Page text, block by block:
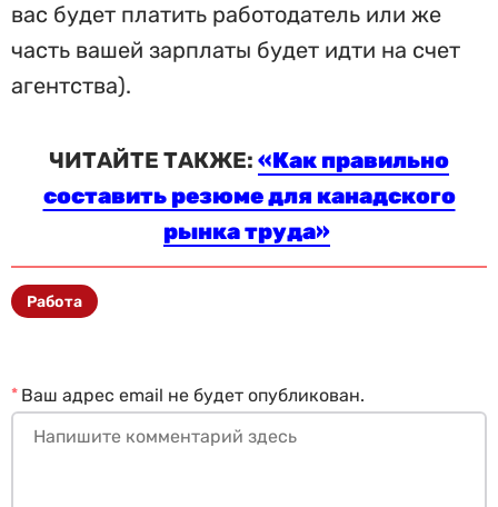
вас будет платить работодатель или же
часть вашей зарплаты будет идти на счет
агентства).
ЧИТАЙТЕ ТАКЖЕ: «Как правильно
составить резюме для канадского
рынка труда»
Работа
Ваш адрес email не будет опубликован.
*